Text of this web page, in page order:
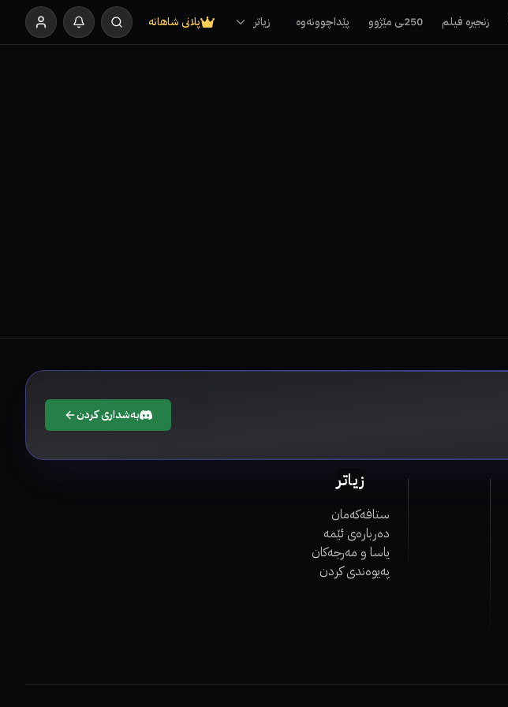
زنجیرە فیلم 250ـی مێژوو پێداچوونەوە زیاتر پلانی شاهانە
بەشداری کردن
زیاتر
ستافەکەمان
دەربارەی ئێمە
یاسا و مەرجەکان
پەیوەندی کردن